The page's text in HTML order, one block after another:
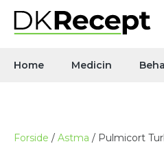
Home Medicin
Forside / Astma / Pulmicort